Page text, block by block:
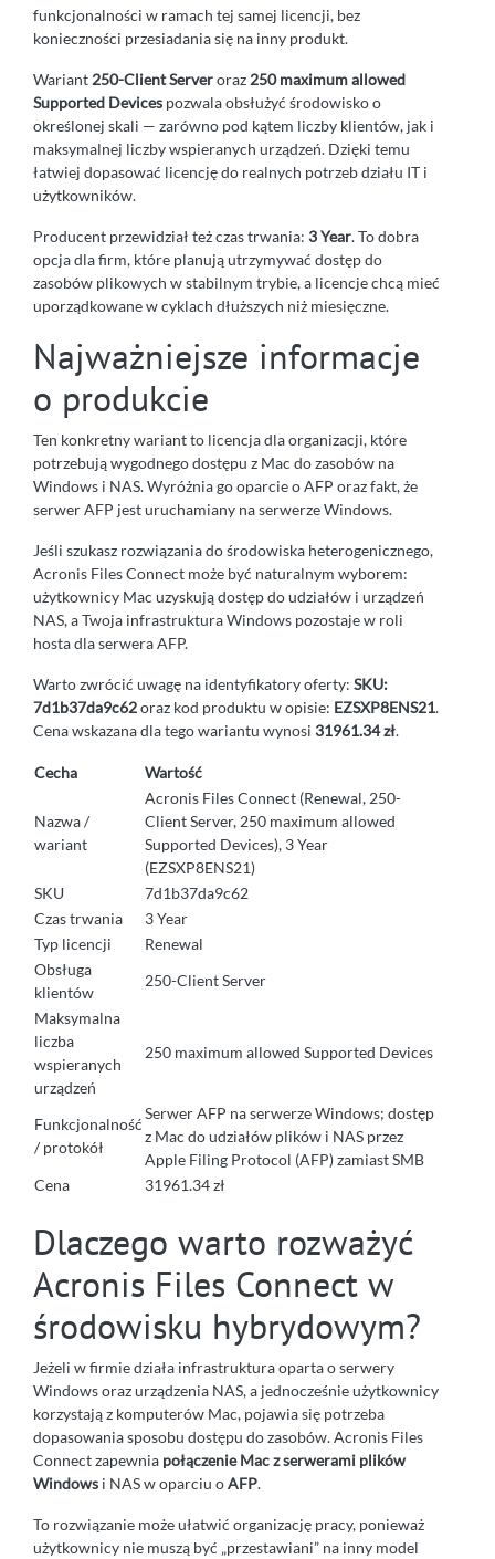
funkcjonalności w ramach tej samej licencji, bez
konieczności przesiadania się na inny produkt.
Wariant 250-Client Serveroraz 250 maximum allowed
Supported Devices pozwala obsłużyć środowisko o
określonej skali — zarówno pod kątem liczby klientów, jak i
maksymalnej liczby wspieranych urządzeń. Dzięki temu
łatwiej dopasować licencję do realnych potrzeb działu IT i
użytkowników.
Producent przewidział też czas trwania: 3 Year. To dobra
opcja dla firm, które planują utrzymywać dostęp do
zasobów plikowych w stabilnym trybie, a licencje chcą mieć
uporządkowane w cyklach dłuższych niż miesięczne.
Najważniejsze informacje
o produkcie
Ten konkretny wariant to licencja dla organizacji, które
potrzebują wygodnego dostępu z Mac do zasobów na
Windows i NAS. Wyróżnia go oparcie o AFP oraz fakt, że
serwer AFP jest uruchamiany na serwerze Windows.
Jeśli szukasz rozwiązania do środowiska heterogenicznego,
Acronis Files Connect może być naturalnym wyborem:
użytkownicy Mac uzyskują dostęp do udziałów i urządzeń
NAS, a Twoja infrastruktura Windows pozostaje w roli
hosta dla serwera AFP.
Warto zwrócić uwagę na identyfikatory oferty: SKU:
7d1b37da9c62oraz kod produktu w opisie: EZSXP8ENS21.
Cena wskazana dla tego wariantu wynosi 31961.34 zł.
Cecha Wartość
Nazwa /
wariant
Acronis Files Connect (Renewal, 250-
Client Server, 250 maximum allowed
Supported Devices), 3 Year
(EZSXP8ENS21)
SKU
7d1b37da9c62
Czas trwania
3 Year
Typ licencji
Renewal
Obsługa
klientów
250-Client Server
Maksymalna
liczba
wspieranych
urządzeń
250 maximum allowed Supported Devices
Funkcjonalność
/ protokół
Serwer AFP na serwerze Windows; dostęp
z Mac do udziałów plików i NAS przez
Apple Filing Protocol (AFP) zamiast SMB
Cena
31961.34 zł
Dlaczego warto rozważyć
Acronis Files Connect w
środowisku hybrydowym?
Jeżeli w firmie działa infrastruktura oparta o serwery
Windows oraz urządzenia NAS, a jednocześnie użytkownicy
korzystają z komputerów Mac, pojawia się potrzeba
dopasowania sposobu dostępu do zasobów. Acronis Files
Connect zapewnia połączenie Mac z serwerami plików
Windows i NAS w oparciu oAFP.
To rozwiązanie może ułatwić organizację pracy, ponieważ
użytkownicy nie muszą być „przestawiani” na inny model